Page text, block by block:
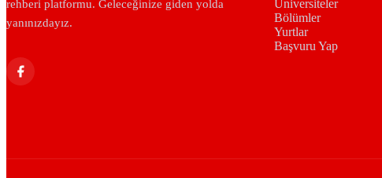
rehberi platformu. Geleceğinize giden yolda
yanınızdayız.
Üniversiteler
Bölümler
Yurtlar
Başvuru Yap